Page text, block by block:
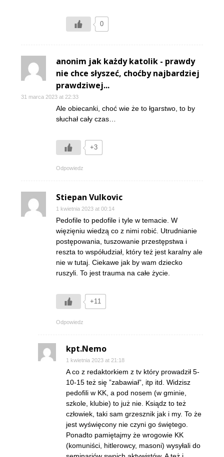
0
anonim jak każdy katolik - prawdy
nie chce słyszeć, choćby najbardziej
prawdziwej...
31 marca 2023 at 22:33
Ale obiecanki, choć wie że to łgarstwo, to by
słuchał cały czas…
+3
Odpowiedz
Stiepan Vulkovic
1 kwietnia 2023 at 00:14
Pedofile to pedofile i tyle w temacie. W
więzięniu wiedzą co z nimi robić. Utrudnianie
postępowania, tuszowanie przestępstwa i
reszta to współudział, który też jest karalny ale
nie w tutaj. Ciekawe jak by wam dziecko
ruszyli. To jest trauma na całe życie.
+11
Odpowiedz
kpt.Nemo
1 kwietnia 2023 at 21:18
A co z redaktorkiem z tv który prowadził 5-
10-15 też się ”zabawiał”, itp itd. Widzisz
pedofili w KK, a pod nosem (w gminie,
szkole, klubie) to już nie. Ksiądz to też
człowiek, taki sam grzesznik jak i my. To że
jest wyświęcony nie czyni go świętego.
Ponadto pamiętajmy że wrogowie KK
(komuniści, hitlerowcy, masoni) wysyłali do